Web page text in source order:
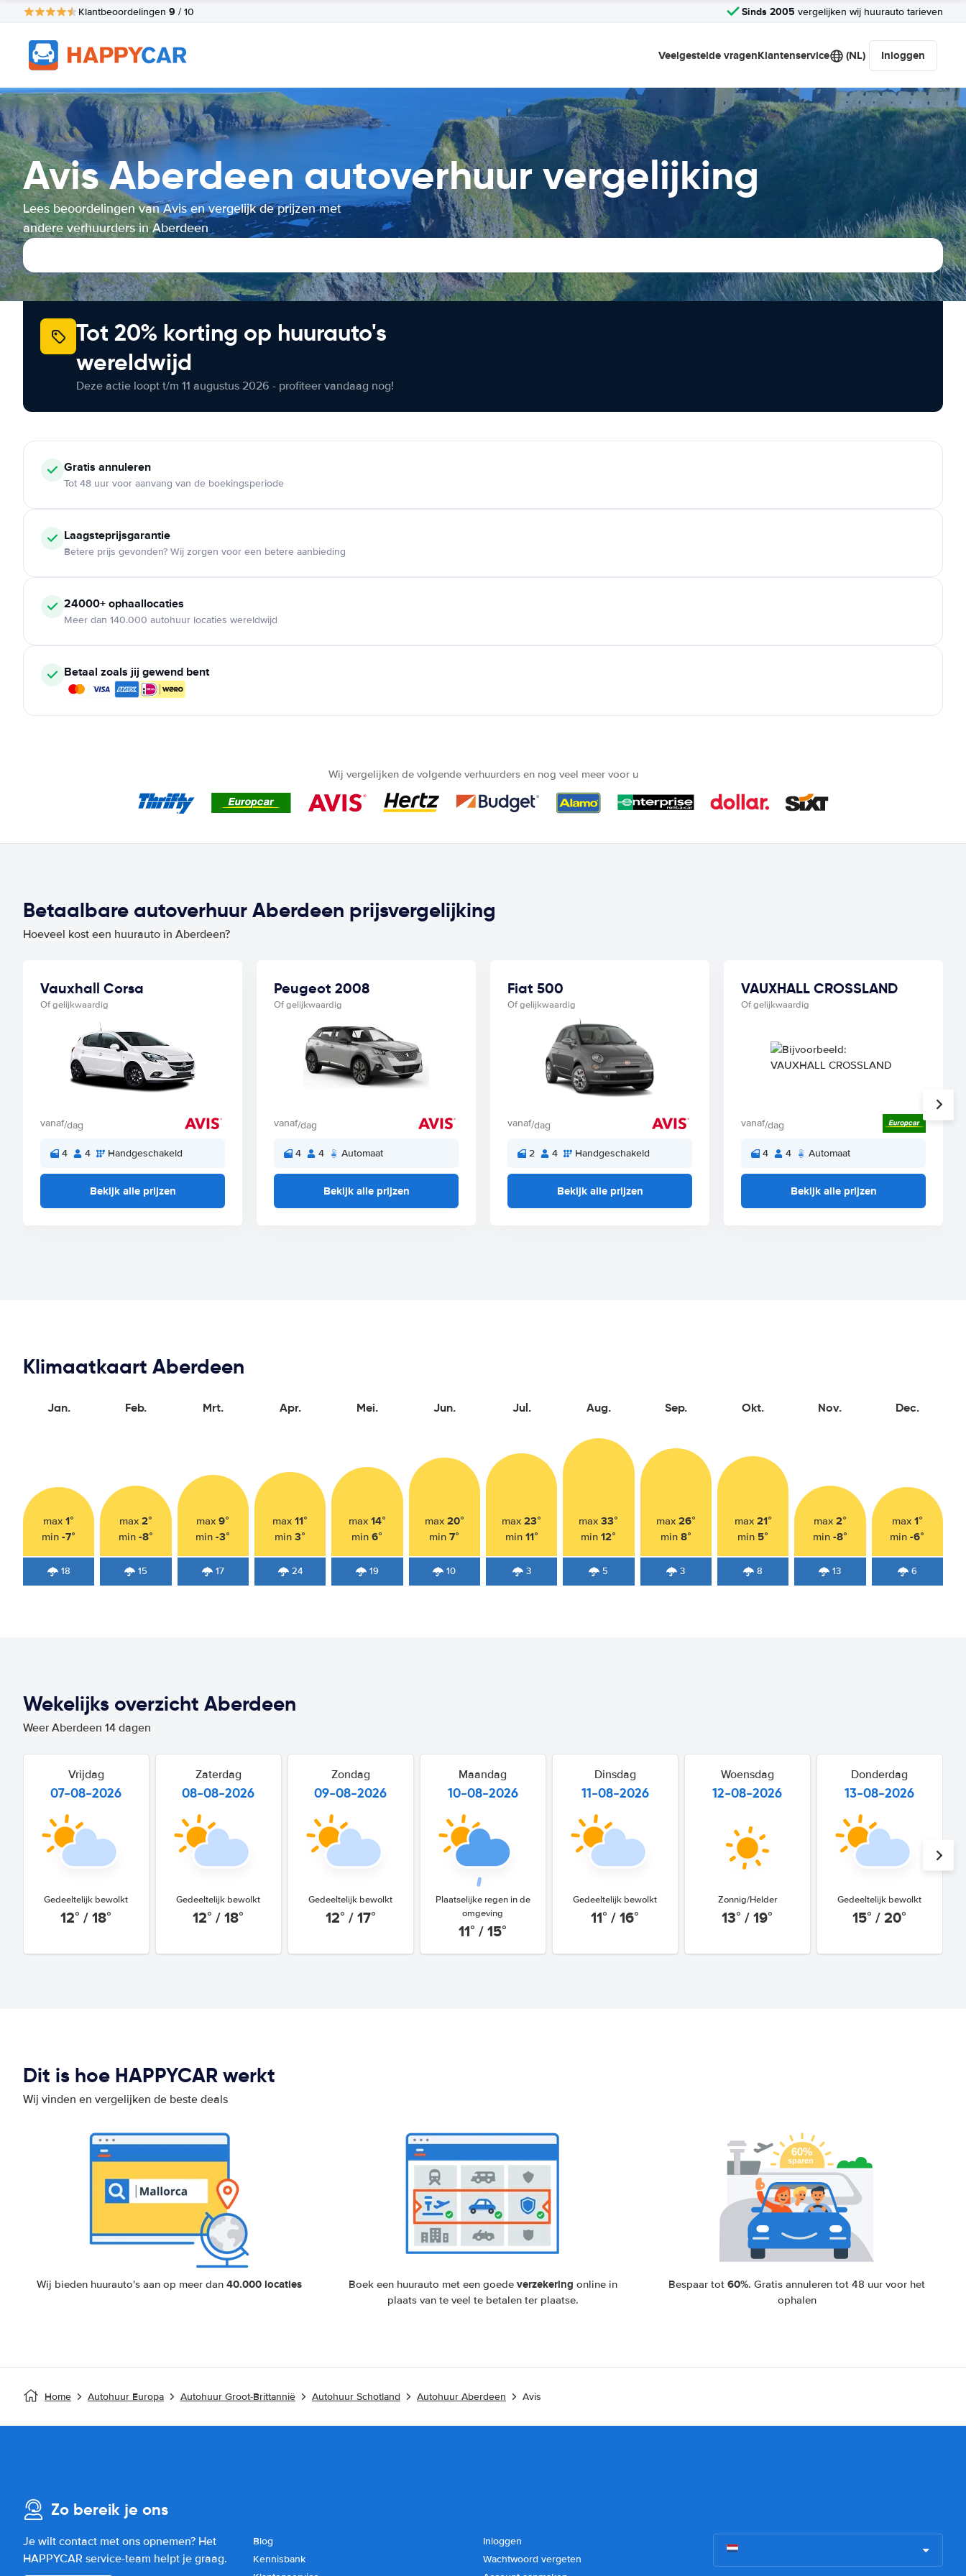
Klantbeoordelingen 9 / 10 Sinds 2005 vergelijken wij huurauto tarieven
Veelgestelde vragenKlantenservice (NL) Inloggen
Avis Aberdeen autoverhuur vergelijking
Lees beoordelingen van Avis en vergelijk de prijzen met
andere verhuurders in Aberdeen
Tot 20% korting op huurauto's
wereldwijd
Deze actie loopt t/m 11 augustus 2026 - profiteer vandaag nog!
Gratis annuleren
Tot 48 uur voor aanvang van de boekingsperiode
Laagsteprijsgarantie
Betere prijs gevonden? Wij zorgen voor een betere aanbieding
24000+ ophaallocaties
Meer dan 140.000 autohuur locaties wereldwijd
Betaal zoals jij gewend bent
Wij vergelijken de volgende verhuurders en nog veel meer voor u
Betaalbare autoverhuur Aberdeen prijsvergelijking
Hoeveel kost een huurauto in Aberdeen?
Vauxhall Corsa
Of gelijkwaardig
vanaf/dag
4 4 Handgeschakeld
Bekijk alle prijzen
Peugeot 2008
Of gelijkwaardig
vanaf/dag
4 4 Automaat
Bekijk alle prijzen
Fiat 500
Of gelijkwaardig
vanaf/dag
2 4 Handgeschakeld
Bekijk alle prijzen
VAUXHALL CROSSLAND
Of gelijkwaardig
vanaf/dag
4 4 Automaat
Bekijk alle prijzen
Klimaatkaart Aberdeen
Jan.
max1°
min-7°
18
Feb.
max 2°
min -8°
15
Mrt.
max9°
min-3°
17
Apr.
max11°
min3°
24
Mei.
max 14°
min6°
19
Jun.
max 20°
min7°
10
Jul.
max23°
min 11°
3
Aug.
max33°
min12°
5
Sep.
max 26°
min 8°
3
Okt.
max 21°
min 5°
8
Nov.
max 2°
min -8°
13
Dec.
max 1°
min-6°
6
Wekelijks overzicht Aberdeen
Weer Aberdeen 14 dagen
Vrijdag
07-08-2026
Gedeeltelijk bewolkt
12° / 18°
Zaterdag
08-08-2026
Gedeeltelijk bewolkt
12° / 18°
Zondag
09-08-2026
Gedeeltelijk bewolkt
12° / 17°
Maandag
10-08-2026
Plaatselijke regen in de
omgeving
11° / 15°
Dinsdag
11-08-2026
Gedeeltelijk bewolkt
11° / 16°
Woensdag
12-08-2026
Zonnig/Helder
13° / 19°
Donderdag
13-08-2026
Gedeeltelijk bewolkt
15° / 20°
Dit is hoe HAPPYCAR werkt
Wij vinden en vergelijken de beste deals
Wij bieden huurauto's aan op meer dan 40.000 locaties Boek een huurauto met een goede verzekering online in
plaats van te veel te betalen ter plaatse.
Bespaar tot60%. Gratis annuleren tot 48 uur voor het
ophalen
Home Autohuur Europa Autohuur Groot-Brittannië Autohuur Schotland Autohuur Aberdeen Avis
Zo bereik je ons
Je wilt contact met ons opnemen? Het
HAPPYCAR service-team helpt je graag.
Blog
Kennisbank
Inloggen
Wachtwoord vergeten